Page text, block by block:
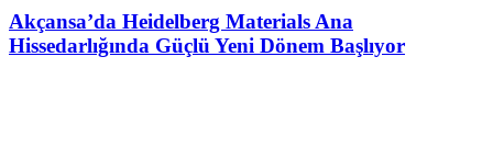
Akçansa’da Heidelberg Materials Ana
Hissedarlığında Güçlü Yeni Dönem Başlıyor